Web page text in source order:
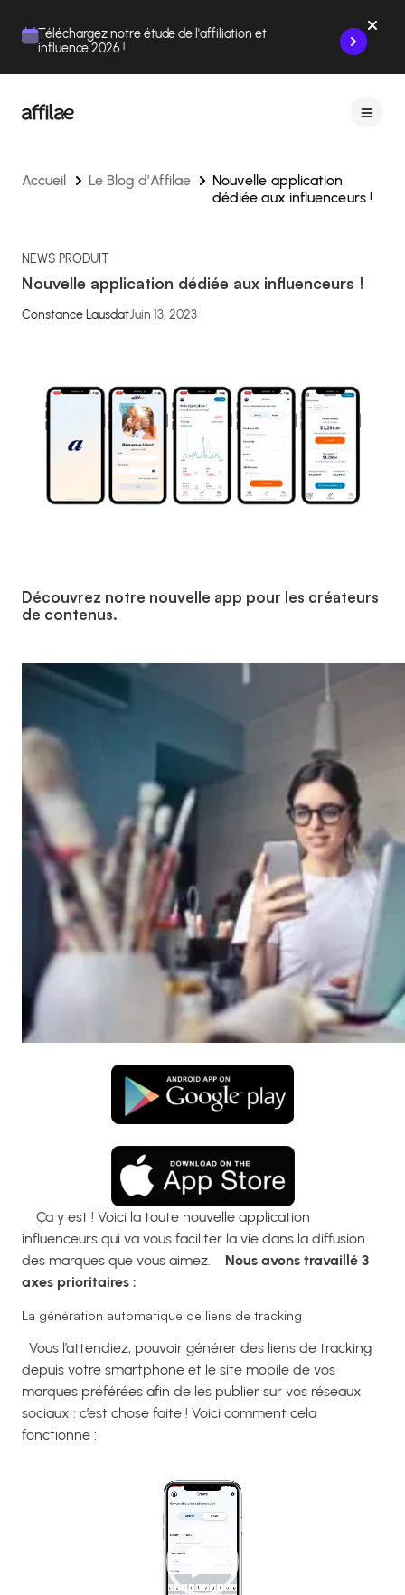
Téléchargez notre étude de l'affiliation et
influence 2026 !
Accueil Le Blog d’Affilae
Nouvelle application
dédiée aux influenceurs !
NEWS PRODUIT
Nouvelle application dédiée aux influenceurs !
Constance LausdatJuin 13, 2023
Découvrez notre nouvelle app pour les créateurs
de contenus.
Ça y est ! Voici la toute nouvelle application
influenceurs qui va vous faciliter la vie dans la diffusion
des marques que vous aimez.
Nous avons travaillé 3
axes prioritaires :
La génération automatique de liens de tracking
Vous l’attendiez, pouvoir générer des liens de tracking
depuis votre smartphone et le site mobile de vos
marques préférées afin de les publier sur vos réseaux
sociaux : c’est chose faite ! Voici comment cela
fonctionne :